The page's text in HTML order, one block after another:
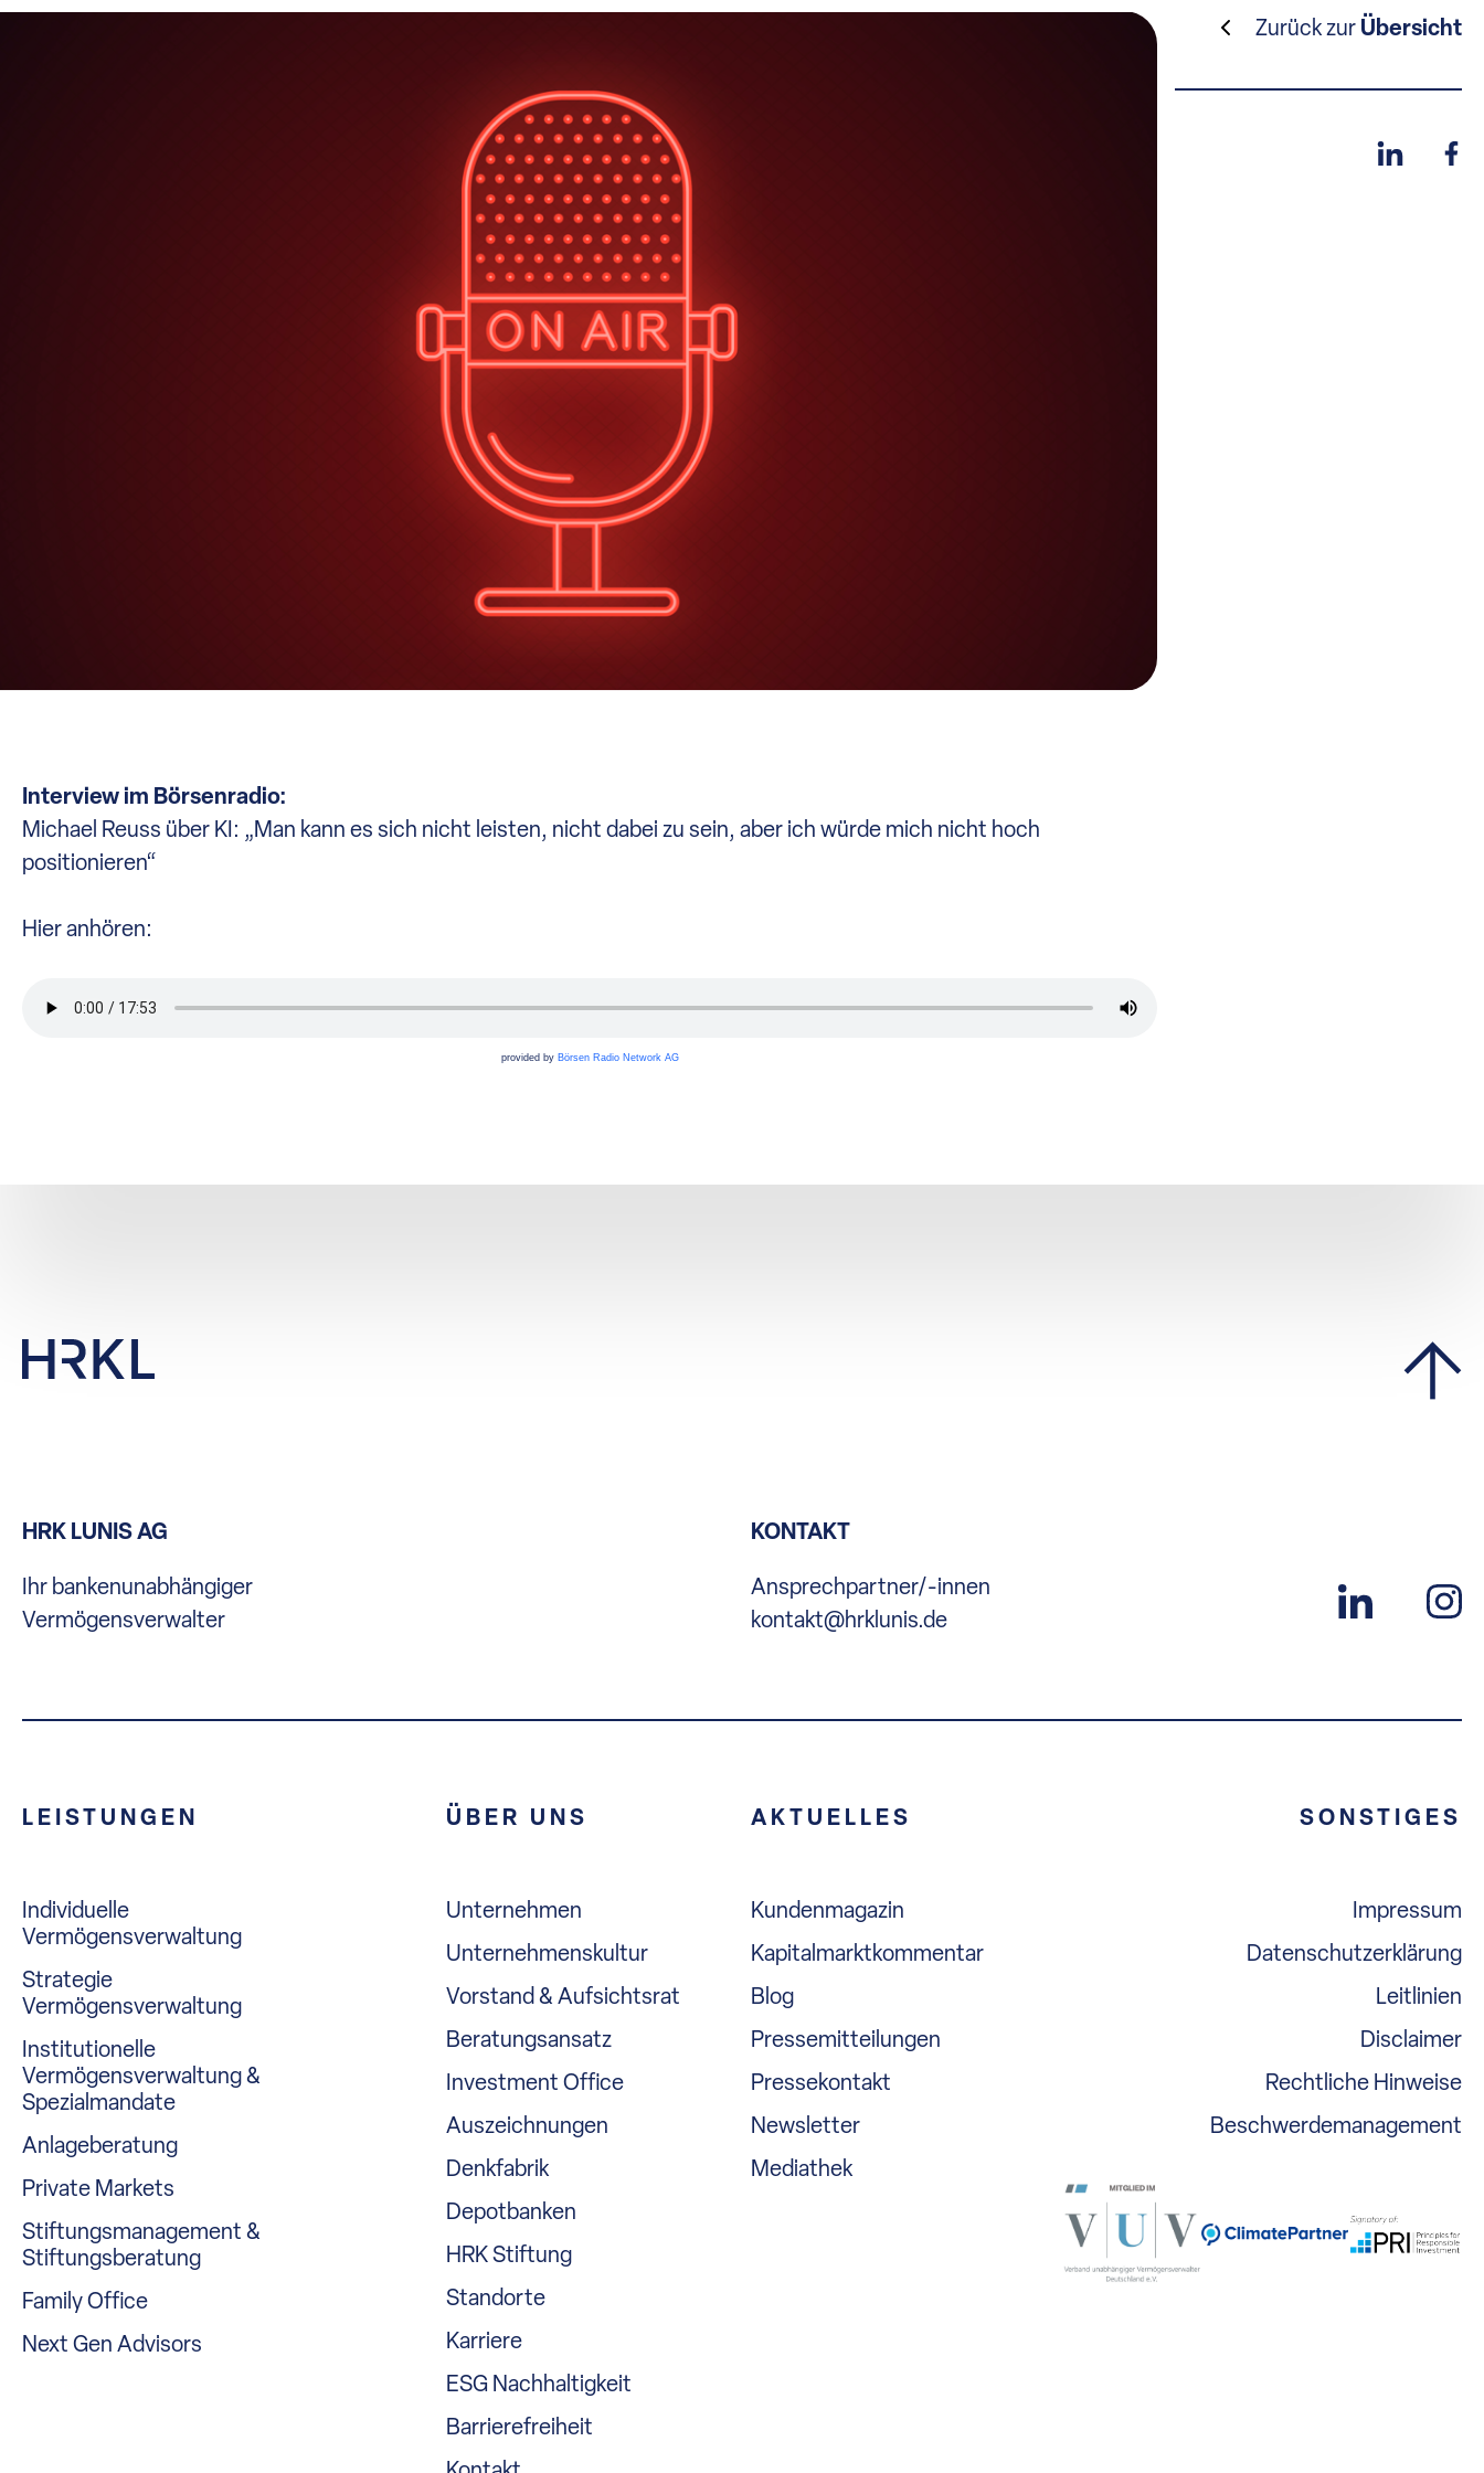
Interview im Börsenradio:
Michael Reuss über KI: „Man kann es sich nicht leisten, nicht dabei zu sein, aber ich würde mich nicht hoch
positionieren“
Hier anhören:
provided by Börsen Radio Network AG
Zurück zur Übersicht
HRK LUNIS AG
Ihr bankenunabhängiger
Vermögensverwalter
KONTAKT
Ansprechpartner/-innen
kontakt@hrklunis.de
LEISTUNGEN
Individuelle
Vermögensverwaltung
Strategie
Vermögensverwaltung
Institutionelle
Vermögensverwaltung &
Spezialmandate
Anlageberatung
Private Markets
Stiftungsmanagement &
Stiftungsberatung
Family Office
Next Gen Advisors
ÜBER UNS
Unternehmen
Unternehmenskultur
Vorstand & Aufsichtsrat
Beratungsansatz
Investment Office
Auszeichnungen
Denkfabrik
Depotbanken
HRK Stiftung
Standorte
Karriere
ESG Nachhaltigkeit
Barrierefreiheit
AKTUELLES
Kundenmagazin
Kapitalmarktkommentar
Blog
Pressemitteilungen
Pressekontakt
Newsletter
Mediathek
SONSTIGES
Impressum
Datenschutzerklärung
Leitlinien
Disclaimer
Rechtliche Hinweise
Beschwerdemanagement